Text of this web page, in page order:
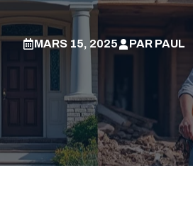
MARS 15, 2025 PAR PAUL